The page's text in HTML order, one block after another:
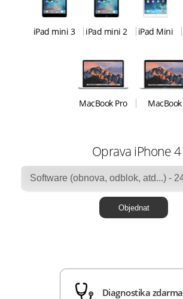
iPad mini 3 iPad mini 2 iPad Mini
MacBook Pro MacBook
Oprava iPhone 4
Diagnostika zdarma